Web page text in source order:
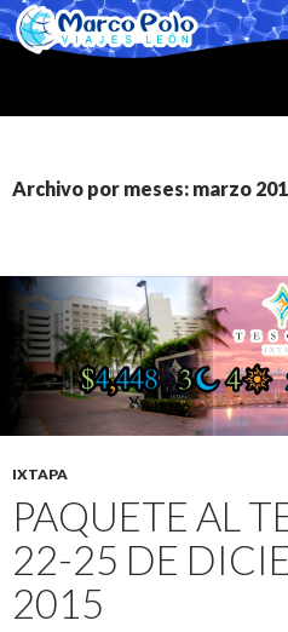
Archivo por meses: marzo
IXTAPA
PAQUETE AL
22-25 DE
2015